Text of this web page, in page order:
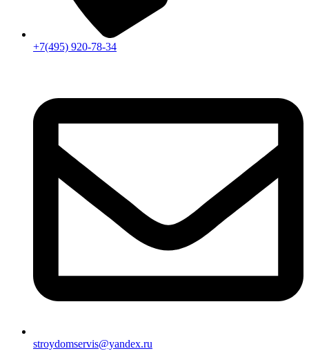
+7(495) 920-78-34
stroydomservis@yandex.ru